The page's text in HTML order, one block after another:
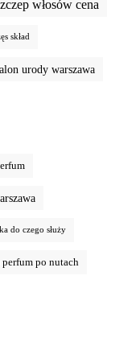
włosów cena
skład
urody warszawa
do czego służy
po nutach